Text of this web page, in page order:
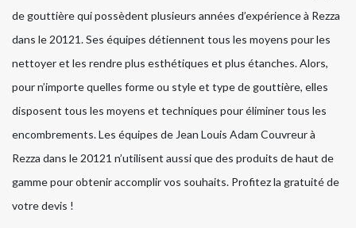
de gouttière qui possèdent plusieurs années d’expérience à Rezza
dans le 20121. Ses équipes détiennent tous les moyens pour les
nettoyer et les rendre plus esthétiques et plus étanches. Alors,
pour n’importe quelles forme ou style et type de gouttière, elles
disposent tous les moyens et techniques pour éliminer tous les
encombrements. Les équipes de Jean Louis Adam Couvreur à
Rezza dans le 20121 n’utilisent aussi que des produits de haut de
gamme pour obtenir accomplir vos souhaits. Profitez la gratuité de
votre devis !